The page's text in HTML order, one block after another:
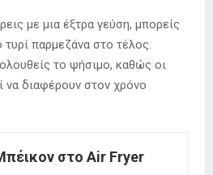
με μια έξτρα γεύση, μπορείς
τυρί παρμεζάνα στο τέλος.
το ψήσιμο, καθώς οι
να διαφέρουν στον χρόνο
στο Air Fryer